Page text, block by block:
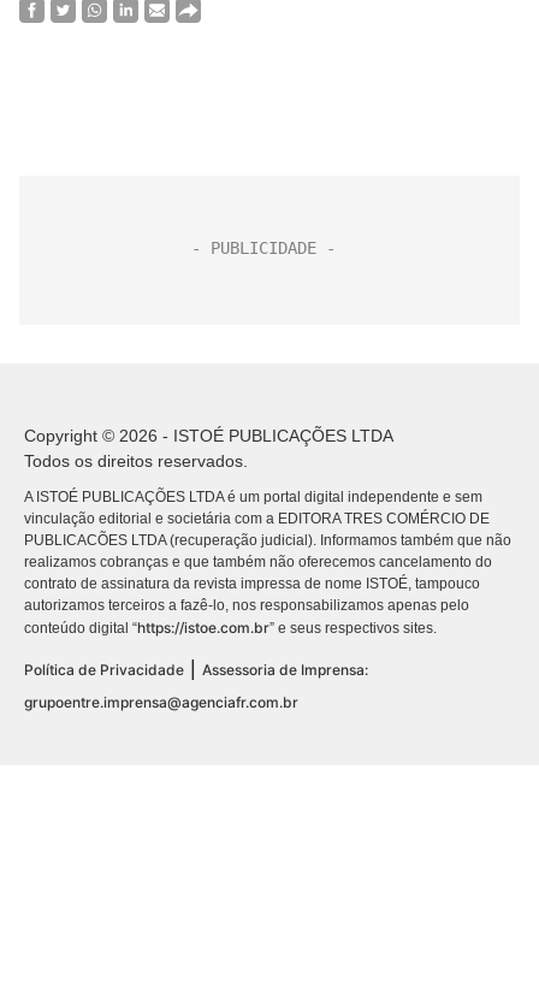
Copyright © 2026 - ISTOÉ PUBLICAÇÕES LTDA
Todos os direitos reservados.
A ISTOÉ PUBLICAÇÕES LTDA é um portal digital independente e sem
vinculação editorial e societária com a EDITORA TRES COMÉRCIO DE
PUBLICACÕES LTDA (recuperação judicial). Informamos também que não
realizamos cobranças e que também não oferecemos cancelamento do
contrato de assinatura da revista impressa de nome ISTOÉ, tampouco
autorizamos terceiros a fazê-lo, nos responsabilizamos apenas pelo
conteúdo digital “https://istoe.com.br” e seus respectivos sites.
Política de Privacidade
Assessoria de Imprensa:
grupoentre.imprensa@agenciafr.com.br